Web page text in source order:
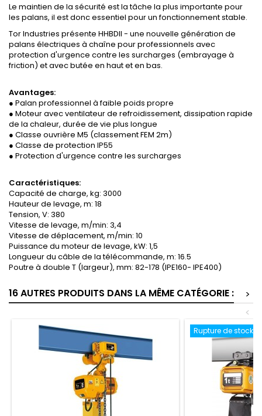
Le maintien de la sécurité est la tâche la plus importante pour
les palans, il est donc essentiel pour un fonctionnement stable.
Tor Industries présente HHBDII - une nouvelle génération de
palans électriques à chaîne pour professionnels avec
protection d'urgence contre les surcharges (embrayage à
friction) et avec butée en haut et en bas.
Avantages:
● Palan professionnel à faible poids propre
● Moteur avec ventilateur de refroidissement, dissipation rapide
de la chaleur, durée de vie plus longue
● Classe ouvrière M5 (classement FEM 2m)
● Classe de protection IP55
● Protection d'urgence contre les surcharges
Caractéristiques:
Capacité de charge, kg: 3000
Hauteur de levage, m: 18
Tension, V: 380
Vitesse de levage, m/min: 3,4
Vitesse de déplacement, m/min: 10
Puissance du moteur de levage, kW: 1,5
Longueur du câble de la télécommande, m: 16.5
Poutre à double T (largeur), mm: 82-178 (IPE160- IPE400)
16 AUTRES PRODUITS DANS LA MÊME CATÉGORIE :
>
<
Rupture de stock